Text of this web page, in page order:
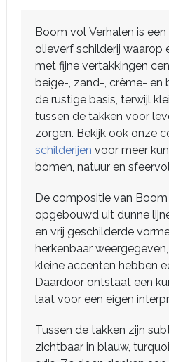
Boom vol Verhalen is
olieverf schilderij waarop
met fijne vertakkingen
beige-, zand-, crème- en
de rustige basis, terwijl
tussen de takken voor
zorgen. Bekijk ook onze
schilderijen voor meer
bomen, natuur en
De compositie van Boom
opgebouwd uit dunne
en vrij geschilderde
herkenbaar
kleine accenten hebben
Daardoor ontstaat een
laat voor een eigen
Tussen de takken zijn
zichtbaar in blauw,